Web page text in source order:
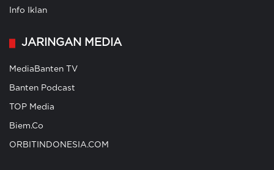
Info Iklan
JARINGAN MEDIA
MediaBanten TV
Banten Podcast
TOP Media
Biem.Co
ORBITINDONESIA.COM